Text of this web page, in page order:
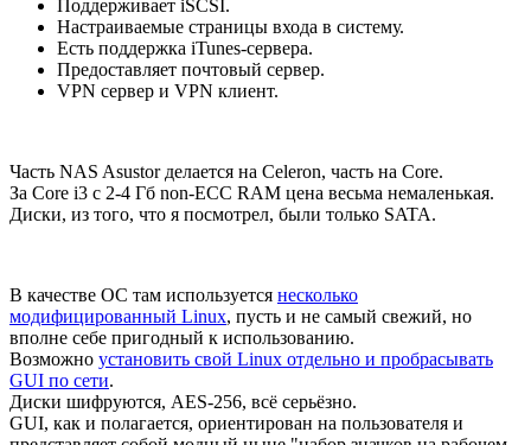
Поддерживает iSCSI.
Настраиваемые страницы входа в систему.
Есть поддержка iTunes-сервера.
Предоставляет почтовый сервер.
VPN сервер и VPN клиент.
Часть NAS Asustor делается на Celeron, часть на Core.
За Core i3 с 2-4 Гб non-ECC RAM цена весьма немаленькая.
Диски, из того, что я посмотрел, были только SATA.
В качестве ОС там используется несколько
модифицированный Linux, пусть и не самый свежий, но
вполне себе пригодный к использованию.
Возможно установить свой Linux отдельно и пробрасывать
GUI по сети.
Диски шифруются, AES-256, всё серьёзно.
GUI, как и полагается, ориентирован на пользователя и